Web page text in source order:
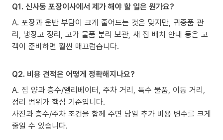
Q1. 신사동 포장이사에서 제가 해야 할 일은 뭔가요?
A. 포장과 운반 부담이 크게 줄어드는 것은 맞지만, 귀중품 관
리, 냉장고 정리, 고가 물품 분리 보관, 새 집 배치 안내 등은 고
객이 준비하면 훨씬 매끄럽습니다.
Q2. 비용 견적은 어떻게 정확해지나요?
A. 짐 양과 층수/엘리베이터, 주차 거리, 특수 물품, 이동 거리,
정리 범위가 핵심 기준입니다.
사진과 층수/주차 조건을 함께 주면 당일 추가 비용 변수를 크게
줄일 수 있습니다.